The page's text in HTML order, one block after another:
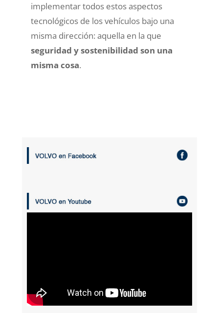
implementar todos estos aspectos
tecnológicos de los vehículos bajo una
misma dirección: aquella en la que
seguridad y sostenibilidad son una
misma cosa.